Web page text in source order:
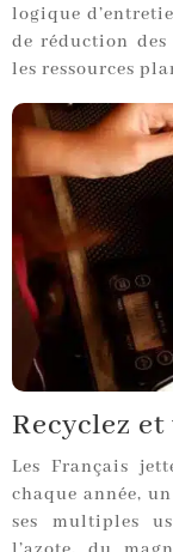
logique
de réduction des
les ressources
Recyclez
Les Français
chaque année,
ses multiples